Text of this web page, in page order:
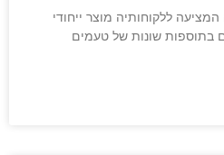
ללקוחותיה מוצר ייחודי
בתוספות שונות של טעמים